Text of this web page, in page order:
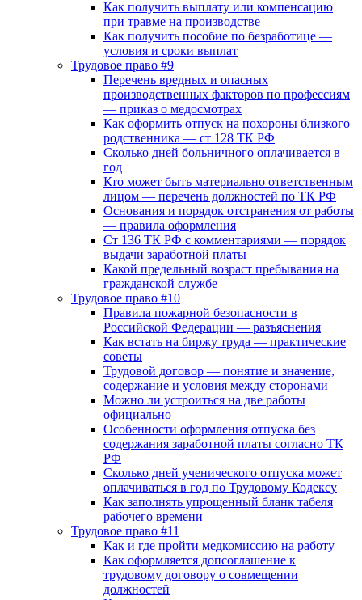
Как получить выплату или компенсацию
при травме на производстве
Как получить пособие по безработице —
условия и сроки выплат
Трудовое право #9
Перечень вредных и опасных
производственных факторов по профессиям
— приказ о медосмотрах
Как оформить отпуск на похороны близкого
родственника — ст 128 ТК РФ
Сколько дней больничного оплачивается в
год
Кто может быть материально ответственным
лицом — перечень должностей по ТК РФ
Основания и порядок отстранения от работы
— правила оформления
Ст 136 ТК РФ с комментариями — порядок
выдачи заработной платы
Какой предельный возраст пребывания на
гражданской службе
Трудовое право #10
Правила пожарной безопасности в
Российской Федерации — разъяснения
Как встать на биржу труда — практические
советы
Трудовой договор — понятие и значение,
содержание и условия между сторонами
Можно ли устроиться на две работы
официально
Особенности оформления отпуска без
содержания заработной платы согласно ТК
РФ
Сколько дней ученического отпуска может
оплачиваться в год по Трудовому Кодексу
Как заполнять упрощенный бланк табеля
рабочего времени
Трудовое право #11
Как и где пройти медкомиссию на работу
Как оформляется допсоглашение к
трудовому договору о совмещении
должностей